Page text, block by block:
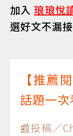
加入琅琅悅
選好文不漏接
【推薦
話題一次
📰投稿／